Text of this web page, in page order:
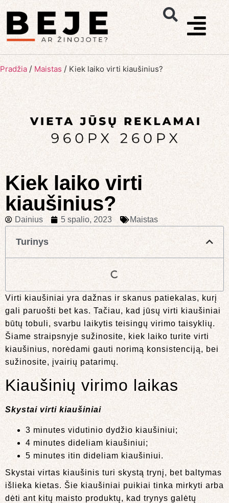
Pradžia / Maistas / Kiek laiko virti kiaušinius?
Kiek laiko virti
kiaušinius?
Dainius 5 spalio, 2023 Maistas
Turinys
Virti kiaušiniai yra dažnas ir skanus patiekalas, kurį
gali paruošti bet kas. Tačiau, kad jūsų virti kiaušiniai
būtų tobuli, svarbu laikytis teisingų virimo taisyklių.
Šiame straipsnyje sužinosite, kiek laiko turite virti
kiaušinius, norėdami gauti norimą konsistenciją, bei
sužinosite, įvairių patarimų.
Kiaušinių virimo laikas
Skystai virti kiaušiniai
3 minutes vidutinio dydžio kiaušiniui;
4 minutes dideliam kiaušiniui;
5 minutes itin dideliam kiaušiniui.
Skystai virtas kiaušinis turi skystą trynį, bet baltymas
išlieka kietas. Šie kiaušiniai puikiai tinka mirkyti arba
dėti ant kitų maisto produktų, kad trynys galėtų